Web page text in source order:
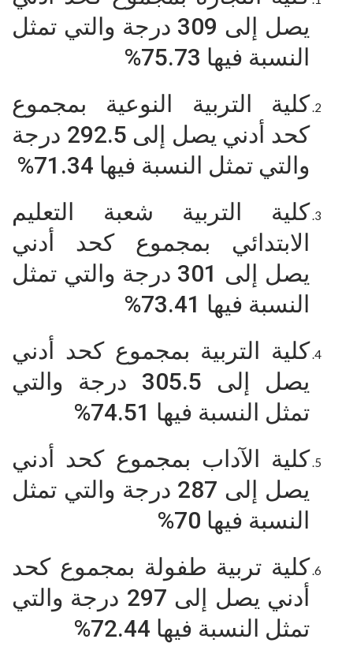
يصل إلى 309 درجة والتي تمثل
النسبة فيها 75.73%
كلية التربية النوعية بمجموع
كحد أدني يصل إلى 292.5 درجة
والتي تمثل النسبة فيها 71.34%
كلية التربية شعبة التعليم
الابتدائي بمجموع كحد أدني
يصل إلى 301 درجة والتي تمثل
النسبة فيها 73.41%
كلية التربية بمجموع كحد أدني
يصل إلى 305.5 درجة والتي
تمثل النسبة فيها 74.51%
كلية الآداب بمجموع كحد أدني
يصل إلى 287 درجة والتي تمثل
النسبة فيها 70%
كلية تربية طفولة بمجموع كحد
أدني يصل إلى 297 درجة والتي
تمثل النسبة فيها 72.44%